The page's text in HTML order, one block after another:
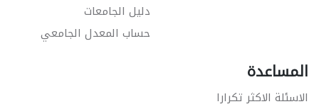
دليل الجامعات
حساب المعدل الجامعي
المساعدة
الاسئلة الاكثر تكرارا